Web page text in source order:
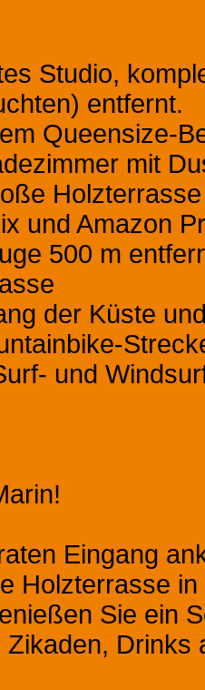
Studio,
entfernt.
Queensize-
mit
und Amazon
500 m
der Küste
und
Eingang
Holzterrasse in
Sie ein
Drinks